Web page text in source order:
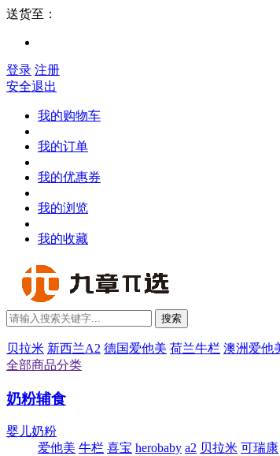
送货至：
登录 注册
安全退出
我的购物车
我的订单
我的优惠券
我的浏览
我的收藏
搜索
贝拉米 新西兰A2 德国爱他美 荷兰牛栏 澳洲爱他
全部商品分类
奶粉辅食
婴儿奶粉
爱他美 牛栏 喜宝 herobaby a2 贝拉米 可瑞康